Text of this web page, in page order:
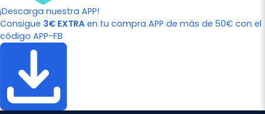
¡Descarga nuestra APP!
Consigue 3€ EXTRA en tu compra APP de más de 50€ con el
código APP-FB